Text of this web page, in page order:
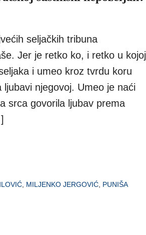
seljačkih tribuna
Jer je retko ko, i retko u kojoj
i umeo kroz tvrdu koru
njegovoj. Umeo je naći
srca govorila ljubav prema
MILJENKO JERGOVIĆ PUNIŠA